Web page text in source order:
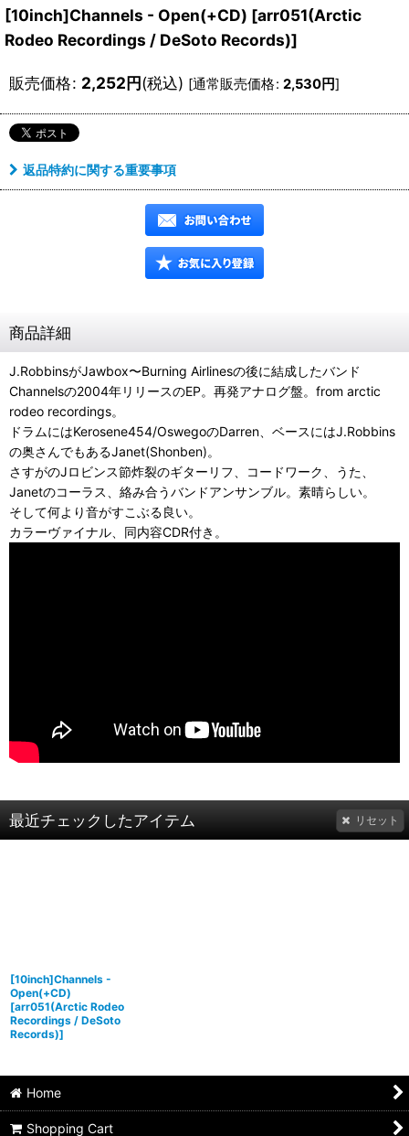
[10inch]Channels - Open(+CD) [arr051(Arctic
Rodeo Recordings / DeSoto Records)]
販売価格: 2,252円(税込) [通常販売価格: 2,530円]
返品特約に関する重要事項
商品詳細
J.RobbinsがJawbox〜Burning Airlinesの後に結成したバンド
Channelsの2004年リリースのEP。再発アナログ盤。from arctic
rodeo recordings。
ドラムにはKerosene454/OswegoのDarren、ベースにはJ.Robbins
の奥さんでもあるJanet(Shonben)。
さすがのJロビンス節炸裂のギターリフ、コードワーク、うた、
Janetのコーラス、絡み合うバンドアンサンブル。素晴らしい。
そして何より音がすこぶる良い。
カラーヴァイナル、同内容CDR付き。
最近チェックしたアイテム リセット
[10inch]Channels -
Open(+CD)
[arr051(Arctic Rodeo
Recordings / DeSoto
Records)]
Home
Shopping Cart